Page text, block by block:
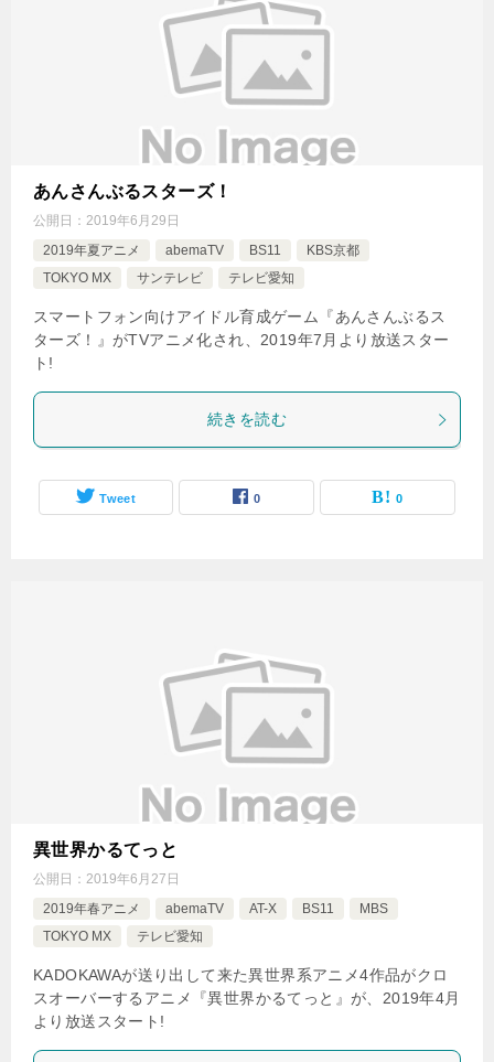
あんさんぶるスターズ！
公開日： 2019年6月29日
2019年夏アニメ
abemaTV BS11
KBS京都
TOKYO MX
サンテレビ テレビ愛知
スマートフォン向けアイドル育成ゲーム『あんさんぶるス
ターズ！』がTVアニメ化され、2019年7月より放送スター
ト!
続きを読む
Tweet 0 0
異世界かるてっと
公開日： 2019年6月27日
2019年春アニメ
abemaTV AT-X BS11
MBS
TOKYO MX
テレビ愛知
KADOKAWAが送り出して来た異世界系アニメ4作品がクロ
スオーバーするアニメ『異世界かるてっと』が、2019年4月
より放送スタート!